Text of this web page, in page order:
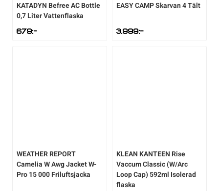
KATADYN Befree AC Bottle
0,7 Liter Vattenflaska
679:-
EASY CAMPSkarvan 4 Tält
3.999:-
WEATHER REPORT
Camelia W Awg Jacket W-
Pro 15 000 Friluftsjacka
KLEAN KANTEEN Rise
Vaccum Classic (W/Arc
Loop Cap) 592ml Isolerad
flaska